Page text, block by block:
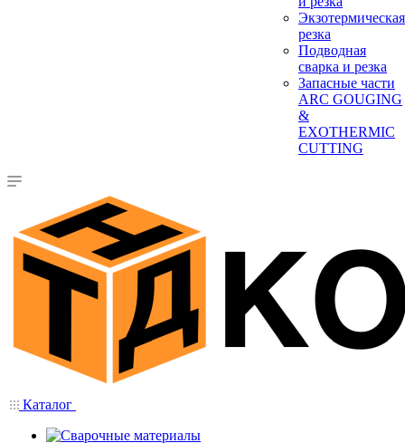
Экзотермическая
резка
Подводная
сварка и резка
Запасные части
ARC GOUGING
&
EXOTHERMIC
CUTTING
Каталог